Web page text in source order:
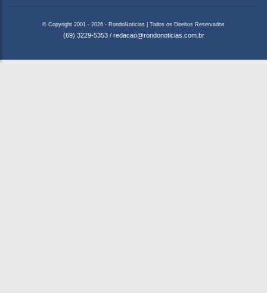
© Copyright 2001 - 2026 - RondoNoticias | Todos os Direitos Reservados
(69) 3229-5353 / redacao@rondonoticias.com.br